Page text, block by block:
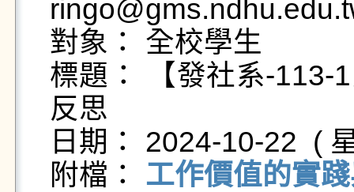
對象： 全校學生
標題： 【發社系-113-
反思
日期： 2024-10-22  (
附檔： 工作價值的實